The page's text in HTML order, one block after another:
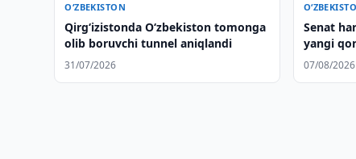
O‘ZBEKISTON
Qirg‘izistonda O‘zbekiston tomonga
olib boruvchi tunnel aniqlandi
31/07/2026
Senat
yangi
07/08/2026